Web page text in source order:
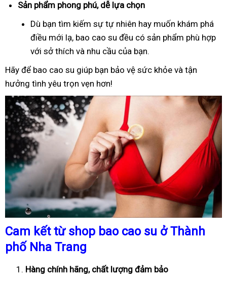
Sản phẩm phong phú, dễ lựa chọn
Dù bạn tìm kiếm sự tự nhiên hay muốn khám phá
điều mới lạ, bao cao su đều có sản phẩm phù hợp
với sở thích và nhu cầu của bạn.
Hãy để bao cao su giúp bạn bảo vệ sức khỏe và tận
hưởng tình yêu trọn vẹn hơn!
Cam kết từ shop bao cao su ở Thành
phố Nha Trang
Hàng chính hãng, chất lượng đảm bảo